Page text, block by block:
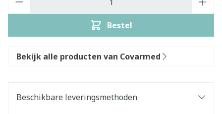
Bestel
Bekijk alle producten van Covarmed
Beschikbare leveringsmethoden